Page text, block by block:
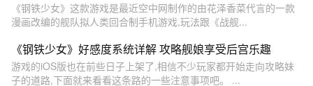
《钢铁少女》这款游戏是最近空中网制作的由花泽香菜代言的一款
漫画改编的舰队拟人类回合制手机游戏,玩法跟《战舰...
《钢铁少女》好感度系统详解 攻略舰娘享受后宫乐趣
游戏的iOS版也在前些日子上架了,相信不少玩家都开始走向攻略妹
子的道路,下面就来看看这条路的一些注意事项吧。 ...